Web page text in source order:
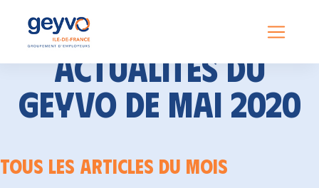
Actualités du
GEYVO de mai 2020
Tous les articles du mois